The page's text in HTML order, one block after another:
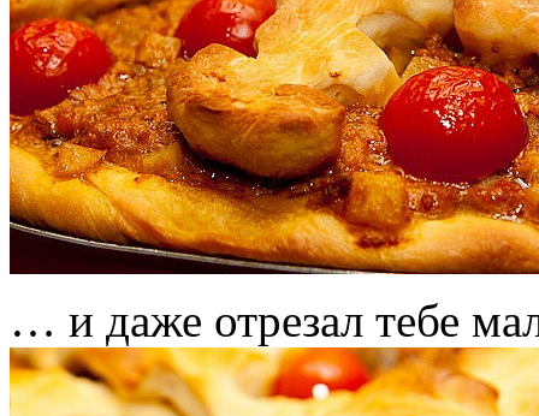
… и даже отрезал тебе